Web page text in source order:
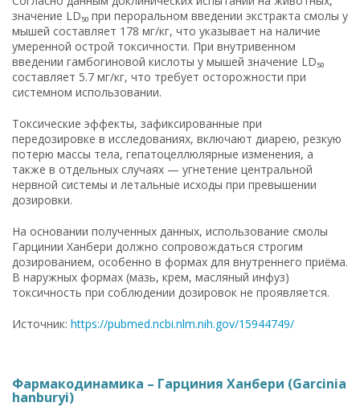
значение LD₅₀ при пероральном введении экстракта смолы у
мышей составляет 178 мг/кг, что указывает на наличие
умеренной острой токсичности. При внутривенном
введении гамбогиновой кислоты у мышей значение LD₅₀
составляет 5.7 мг/кг, что требует осторожности при
системном использовании.
Токсические эффекты, зафиксированные при
передозировке в исследованиях, включают диарею, резкую
потерю массы тела, гепатоцеллюлярные изменения, а
также в отдельных случаях — угнетение центральной
нервной системы и летальные исходы при превышении
дозировки.
На основании полученных данных, использование смолы
Гарцинии Ханбери должно сопровождаться строгим
дозированием, особенно в формах для внутреннего приёма.
В наружных формах (мазь, крем, масляный инфуз)
токсичность при соблюдении дозировок не проявляется.
Источник: https://pubmed.ncbi.nlm.nih.gov/15944749/
Фармакодинамика – Гарциния Ханбери (Garcinia
hanburyi)